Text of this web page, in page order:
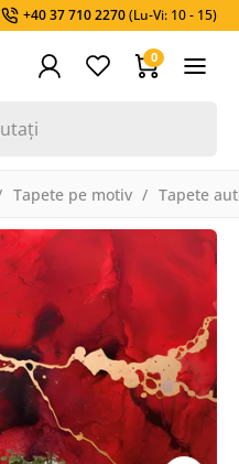
+40 37 710 2270(Lu-Vi: 10 - 15)
0
Tapete pe motiv Tapete